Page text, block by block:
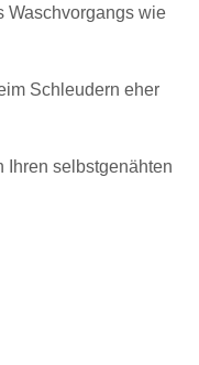
Waschvorgangs wie
Schleudern eher
Ihren selbstgenähten